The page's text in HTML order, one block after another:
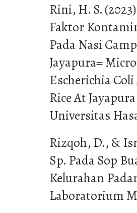
Rini, H. S.
Faktor
Pada Nasi
Jayapura=
Escherichia
Rice At
Universitas
Rizqoh, D., &
Sp. Pada Sop
Kelurahan
Laboratorium